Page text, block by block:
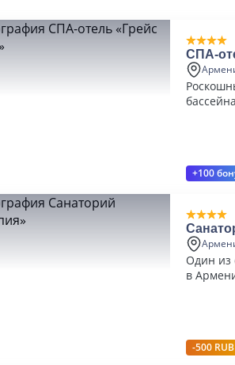
СПА-
+100
Один из
в
-500 RUB